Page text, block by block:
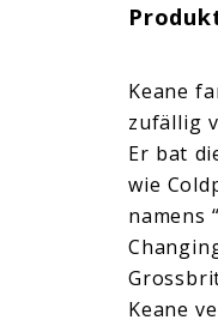
Keane
zufällig
Er bat
wie
namens
Keane